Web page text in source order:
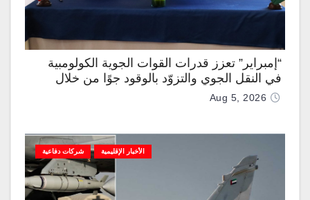
“إمبراير” تعزز قدرات القوات الجوية الكولومبية
في النقل الجوي والتزوّد بالوقود جوًا من خلال
تزويدها بطائرتي “كيه سي-390 ميلينيوم”
Aug 5, 2026
الأخبار الإقليمية شركات دفاعية